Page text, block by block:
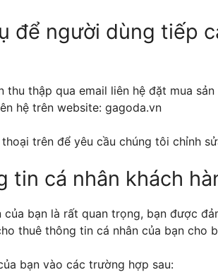
để người dùng tiếp
thập qua email liên hệ đặt mua
hệ trên website: gagoda.vn
trên để yêu cầu chúng tôi chỉnh
tin cá nhân khách
bạn là rất quan trọng, bạn được
thuê thông tin cá nhân của bạn cho
bạn vào các trường hợp sau: